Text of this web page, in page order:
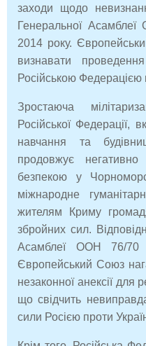
заходи щодо
Генеральної
2014 року.
визнавати
Російською Федерацією
Зростаюча
Російської Федерації,
навчання та
продовжує
безпекою у
міжнародне
жителям Криму
збройних сил.
Асамблеї ООН 76/70
Європейський Союз
незаконної анексії для
що свідчить
сили Росією проти